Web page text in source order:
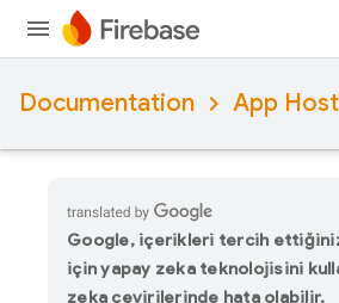
Documentation App
Google, içerikleri tercih
için yapay zeka teknolojisini
zeka çevirilerinde hata olabilir.